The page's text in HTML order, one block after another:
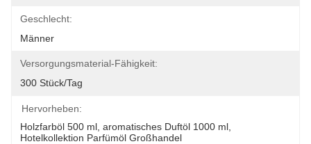
Geschlecht:
Männer
Versorgungsmaterial-Fähigkeit:
300 Stück/Tag
Hervorheben:
Holzfarböl 500 ml aromatisches Duftöl 1000 ml
Hotelkollektion Parfümöl Großhandel